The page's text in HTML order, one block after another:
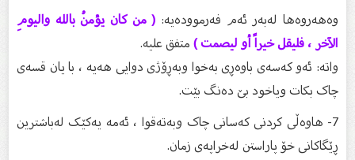
وەهەروەها لەبەر ئەم فەرموودەیە:( من كان يؤمنُ بالله واليومِ
الآخر ، فليقل خيراً أو ليصمت )متفق عليه.
واتە: ئەو کەسەی باوەڕی بەخوا وبەڕۆژی دوایی هەیە ، با یان قسەی
چاک بکات ویاخود بێ دەنگ بێت.
7- هاوەڵی کردنی کەسانی چاک وبەتەقوا ، ئەمە یەکێک لەباشترین
ڕێگاکانی خۆ پاراستن لەخراپەی زمان.